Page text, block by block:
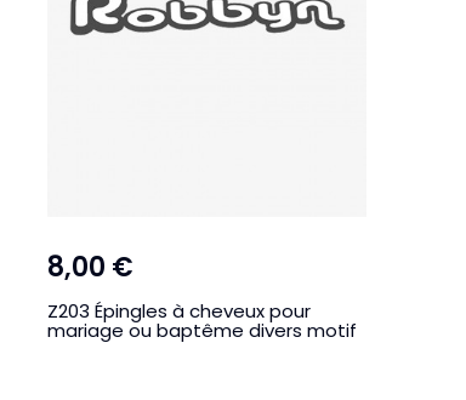
8,00 €
Z203 Épingles à cheveux pour
mariage ou baptême divers motif